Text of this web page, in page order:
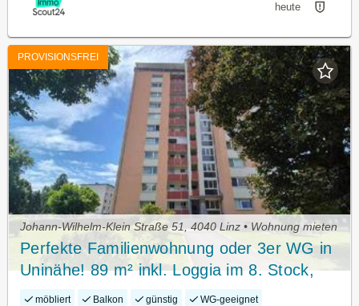
heute
PROVISIONSFREI
Johann-Wilhelm-Klein Straße 51, 4040 Linz • Wohnung mieten
Perfekte Familienwohnung oder 3er WG in
Uninähe! 89 m² inkl. Loggia im 8. Stock,
teilmöbliert, Parkplätze beim Haus!
möbliert Balkon günstig WG-geeignet